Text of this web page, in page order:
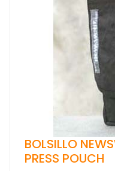
BOLSILLO
PRESS POUCH